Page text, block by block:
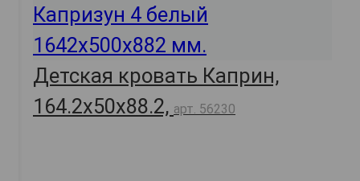
Детская кровать Каприн,
164.2х50х88.2, арт. 56230